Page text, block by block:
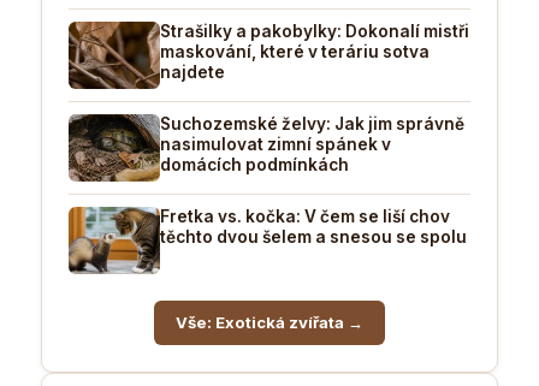
Strašilky a pakobylky: Dokonalí mistři
maskování, které v teráriu sotva
najdete
Suchozemské želvy: Jak jim správně
nasimulovat zimní spánek v
domácích podmínkách
Fretka vs. kočka: V čem se liší chov
těchto dvou šelem a snesou se spolu
Vše: Exotická zvířata →